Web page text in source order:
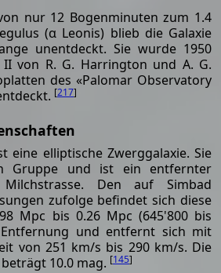
nur 12 Bogenminuten zum 1.4
(α Leonis) blieb die Galaxie
unentdeckt. Sie wurde 1950
von R. G. Harrington und A. G.
des «Palomar Observatory
[217]
eine elliptische Zwerggalaxie. Sie
Gruppe und ist ein entfernter
Den auf Simbad
zufolge befindet sich diese
Mpc bis 0.26 Mpc (645'800 bis
Entfernung und entfernt sich mit
von 251 km/s bis 290 km/s. Die
10.0 mag. [145]